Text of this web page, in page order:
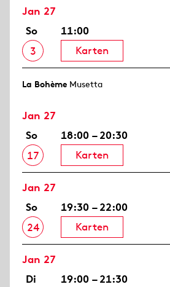
Jan 27
So
3
11:00
Karten
La Bohème Musetta
Jan 27
So
17
18:00 – 20:30
Karten
Jan 27
So
24
19:30 – 22:00
Karten
Jan 27
Di
19:00 – 21:30